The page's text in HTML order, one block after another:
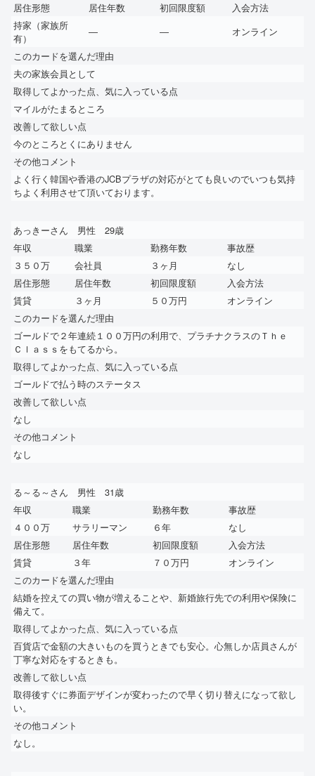
居住形態
居住年数 初回限度額
入会方法
持家（家族所
有）
― ―
オンライン
このカードを選んだ理由
夫の家族会員として
取得してよかった点、気に入っている点
マイルがたまるところ
改善して欲しい点
今のところとくにありません
その他コメント
よく行く韓国や香港のJCBプラザの対応がとても良いのでいつも気持
ちよく利用させて頂いております。
あっきーさん 男性 29歳
年収
職業 勤務年数
事故歴
３５０万
会社員 ３ヶ月
なし
居住形態
居住年数 初回限度額
入会方法
賃貸
３ヶ月 ５０万円
オンライン
このカードを選んだ理由
ゴールドで２年連続１００万円の利用で、プラチナクラスのＴｈｅ
Ｃｌａｓｓをもてるから。
取得してよかった点、気に入っている点
ゴールドで払う時のステータス
改善して欲しい点
なし
その他コメント
なし
る～る～さん 男性 31歳
年収
職業 勤務年数
事故歴
４００万
サラリーマン ６年
なし
居住形態
居住年数 初回限度額
入会方法
賃貸
３年 ７０万円
オンライン
このカードを選んだ理由
結婚を控えての買い物が増えることや、新婚旅行先での利用や保険に
備えて。
取得してよかった点、気に入っている点
百貨店で金額の大きいものを買うときでも安心。心無しか店員さんが
丁寧な対応をするときも。
改善して欲しい点
取得後すぐに券面デザインが変わったので早く切り替えになって欲し
い。
その他コメント
なし。